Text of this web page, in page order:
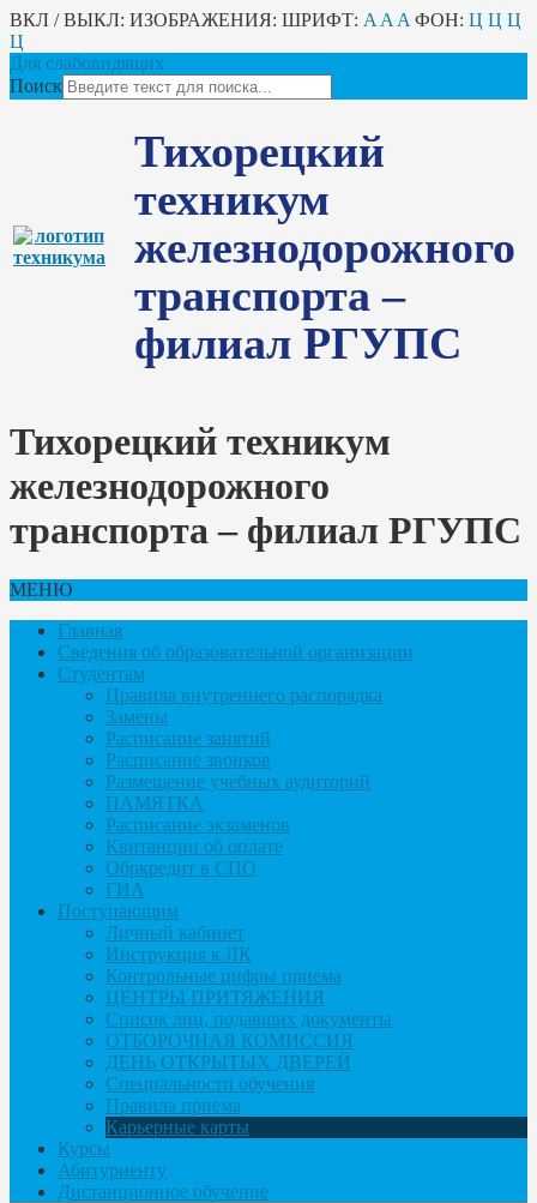
ВКЛ / ВЫКЛ: ИЗОБРАЖЕНИЯ: ШРИФТ: A A A ФОН: Ц Ц Ц
Ц
Для слабовидящих
Поиск
Тихорецкий
техникум
железнодорожного
транспорта –
филиал РГУПС
Тихорецкий техникум
железнодорожного
транспорта – филиал РГУПС
МЕНЮ
Главная
Сведения об образовательной организации
Студентам
Правила внутреннего распорядка
Замены
Расписание занятий
Расписание звонков
Размещение учебных аудиторий
ПАМЯТКА
Расписание экзаменов
Квитанции об оплате
Обркредит в СПО
ГИА
Поступающим
Личный кабинет
Инструкция к ЛК
Контрольные цифры приема
ЦЕНТРЫ ПРИТЯЖЕНИЯ
Список лиц, подавших документы
ОТБОРОЧНАЯ КОМИССИЯ
ДЕНЬ ОТКРЫТЫХ ДВЕРЕЙ
Специальности обучения
Правила приема
Карьерные карты
Курсы
Абитуриенту
Дистанционное обучение